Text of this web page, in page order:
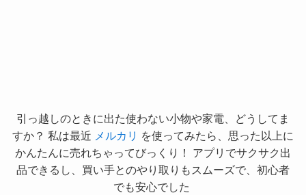
引っ越しのときに出た使わない小物や家電、どうしてま
すか？ 私は最近 メルカリ を使ってみたら、思った以上に
かんたんに売れちゃってびっくり！ アプリでサクサク出
品できるし、買い手とのやり取りもスムーズで、初心者
でも安心でした